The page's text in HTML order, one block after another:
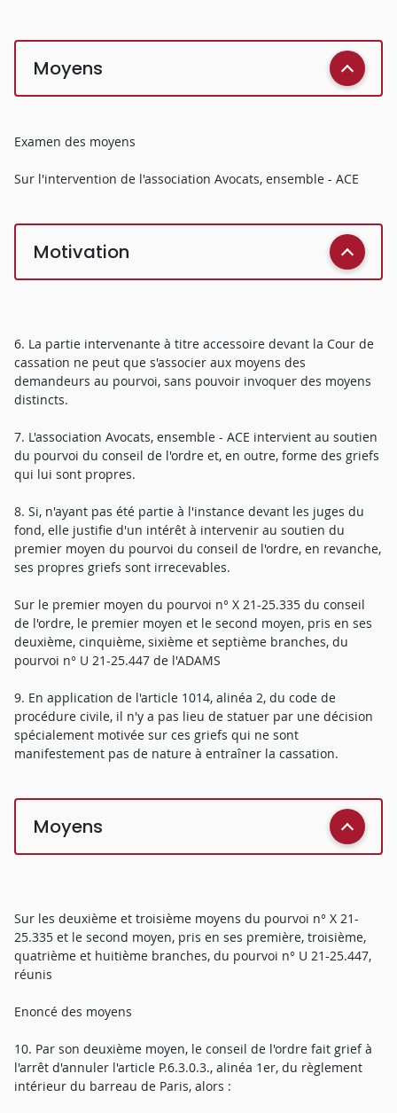
Moyens
Examen des moyens
Sur l'intervention de l'association Avocats, ensemble - ACE
Motivation
6. La partie intervenante à titre accessoire devant la Cour de
cassation ne peut que s'associer aux moyens des
demandeurs au pourvoi, sans pouvoir invoquer des moyens
distincts.
7. L'association Avocats, ensemble - ACE intervient au soutien
du pourvoi du conseil de l'ordre et, en outre, forme des griefs
qui lui sont propres.
8. Si, n'ayant pas été partie à l'instance devant les juges du
fond, elle justifie d'un intérêt à intervenir au soutien du
premier moyen du pourvoi du conseil de l'ordre, en revanche,
ses propres griefs sont irrecevables.
Sur le premier moyen du pourvoi n° X 21-25.335 du conseil
de l'ordre, le premier moyen et le second moyen, pris en ses
deuxième, cinquième, sixième et septième branches, du
pourvoi n° U 21-25.447 de l'ADAMS
9. En application de l'article 1014, alinéa 2, du code de
procédure civile, il n'y a pas lieu de statuer par une décision
spécialement motivée sur ces griefs qui ne sont
manifestement pas de nature à entraîner la cassation.
Moyens
Sur les deuxième et troisième moyens du pourvoi n° X 21-
25.335 et le second moyen, pris en ses première, troisième,
quatrième et huitième branches, du pourvoi n° U 21-25.447,
réunis
Enoncé des moyens
10. Par son deuxième moyen, le conseil de l'ordre fait grief à
l'arrêt d'annuler l'article P.6.3.0.3., alinéa 1er, du règlement
intérieur du barreau de Paris, alors :